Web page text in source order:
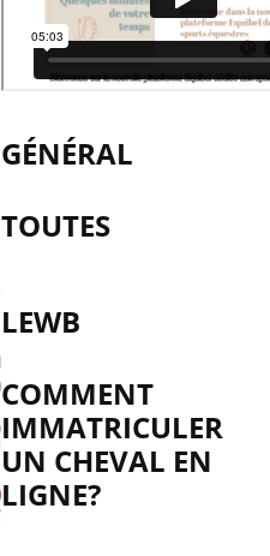
GÉNÉRAL
TOUTES
LEWB
COMMENT
IMMATRICULER
UN CHEVAL EN
LIGNE?